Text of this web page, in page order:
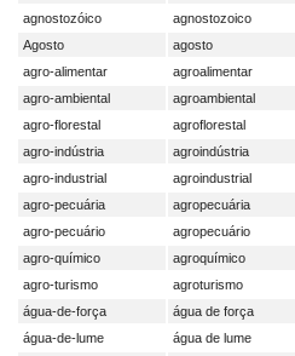
agnostozóico
agnostozoico
Agosto
agosto
agro-alimentar
agroalimentar
agro-ambiental
agroambiental
agro-florestal
agroflorestal
agro-indústria
agroindústria
agro-industrial
agroindustrial
agro-pecuária
agropecuária
agro-pecuário
agropecuário
agro-químico
agroquímico
agro-turismo
agroturismo
água-de-força
água de força
água-de-lume
água de lume